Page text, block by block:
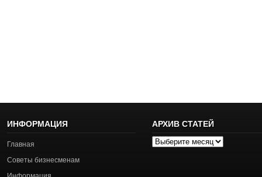
ИНФОРМАЦИЯ
Главная
Советы бизнесменам
АРХИВ СТАТЕЙ
Архив